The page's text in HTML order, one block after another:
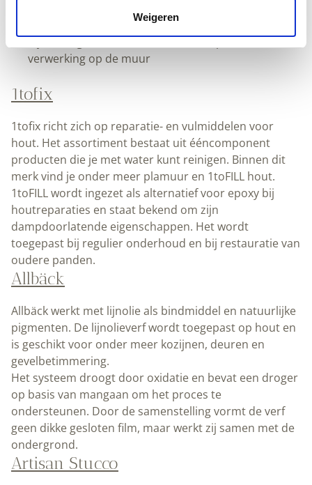
Weigeren
Bij behang draait het om materiaal, print en
verwerking op de muur
1tofix
1tofix richt zich op reparatie- en vulmiddelen voor
hout. Het assortiment bestaat uit ééncomponent
producten die je met water kunt reinigen. Binnen dit
merk vind je onder meer plamuur en 1toFILL hout.
1toFILL wordt ingezet als alternatief voor epoxy bij
houtreparaties en staat bekend om zijn
dampdoorlatende eigenschappen. Het wordt
toegepast bij regulier onderhoud en bij restauratie van
oudere panden.
Allbäck
Allbäck werkt met lijnolie als bindmiddel en natuurlijke
pigmenten. De lijnolieverf wordt toegepast op hout en
is geschikt voor onder meer kozijnen, deuren en
gevelbetimmering.
Het systeem droogt door oxidatie en bevat een droger
op basis van mangaan om het proces te
ondersteunen. Door de samenstelling vormt de verf
geen dikke gesloten film, maar werkt zij samen met de
ondergrond.
Artisan Stucco